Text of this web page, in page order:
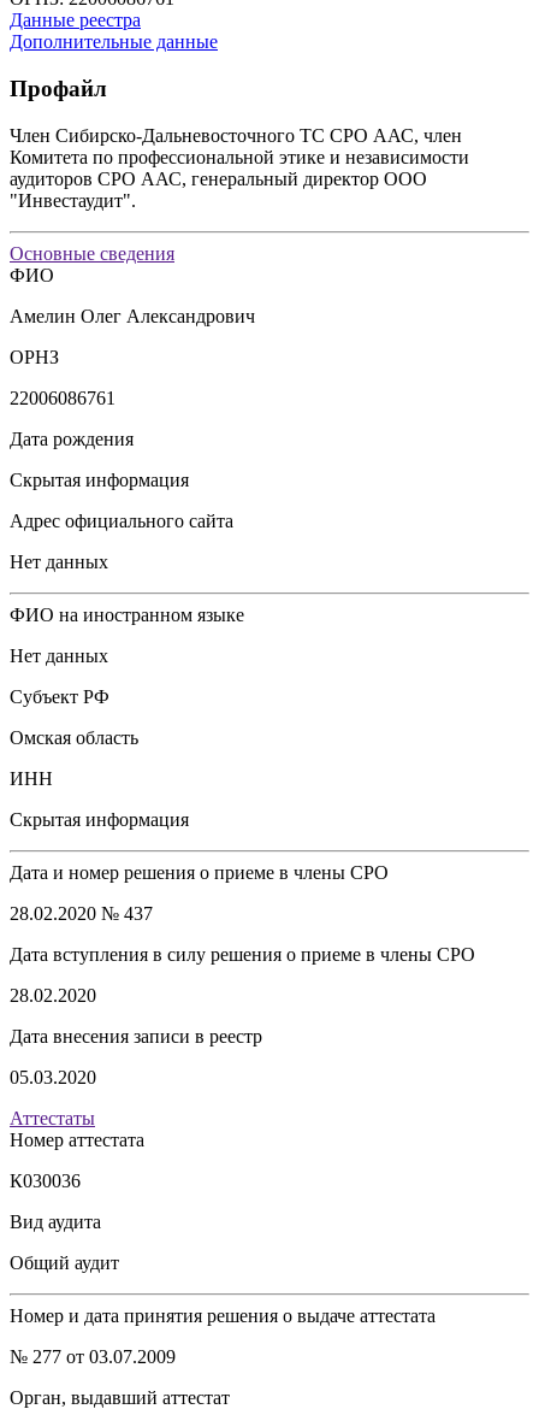
Данные реестра
Дополнительные данные
Профайл
Член Сибирско-Дальневосточного ТС СРО ААС, член
Комитета по профессиональной этике и независимости
аудиторов СРО ААС, генеральный директор ООО
"Инвестаудит".
Основные сведения
ФИО
Амелин Олег Александрович
ОРНЗ
22006086761
Дата рождения
Скрытая информация
Адрес официального сайта
Нет данных
ФИО на иностранном языке
Нет данных
Субъект РФ
Омская область
ИНН
Скрытая информация
Дата и номер решения о приеме в члены СРО
28.02.2020 № 437
Дата вступления в силу решения о приеме в члены СРО
28.02.2020
Дата внесения записи в реестр
05.03.2020
Аттестаты
Номер аттестата
К030036
Вид аудита
Общий аудит
Номер и дата принятия решения о выдаче аттестата
№ 277 от 03.07.2009
Орган, выдавший аттестат